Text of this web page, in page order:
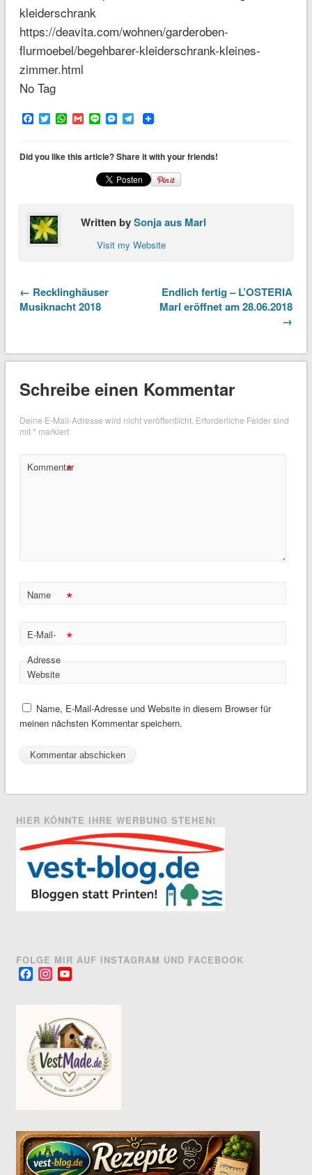
kleiderschrank
https://deavita.com/wohnen/garderoben-
flurmoebel/begehbarer-kleiderschrank-kleines-
zimmer.html
No Tag
Facebook
TwitterWhatsApp
Gmail
LineMessenger
Telegram
Did you like this article? Share it with your friends!
Written bySonja aus Marl
Visit my Website
← Recklinghäuser
Musiknacht 2018
Endlich fertig – L’OSTERIA
Marl eröffnet am 28.06.2018
→
Schreibe einen Kommentar
Deine E-Mail-Adresse wird nicht veröffentlicht. Erforderliche Felder sind
mit* markiert
Kommentar
*
Name *
E-Mail-
Adresse
*
Website
Name, E-Mail-Adresse und Website in diesem Browser für
meinen nächsten Kommentar speichern.
HIER KÖNNTE IHRE WERBUNG STEHEN!
FOLGE MIR AUF INSTAGRAM UND FACEBOOK
FacebookInstagram